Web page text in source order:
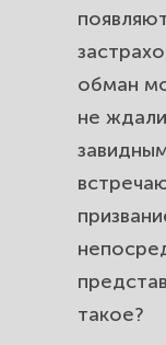
обман
не
такое?